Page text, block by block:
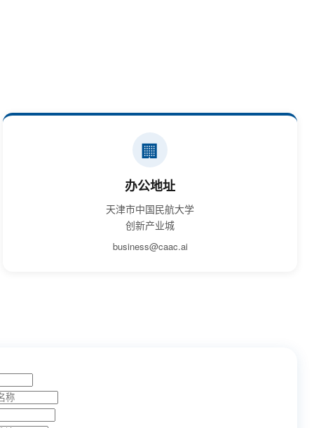
🏢
办公地址
天津市中国民航大学
创新产业城
business@caac.ai